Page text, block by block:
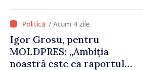
alegerea. Ne-am alăturat
Ucrainei”/ Acum 4 zile
Igor Grosu, pentru
MOLDPRES: „Ambiția
noastră este ca raportul